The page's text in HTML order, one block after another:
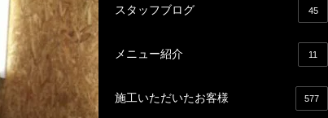
スタッフブログ 45
メニュー紹介 11
施工いただいたお客様 577